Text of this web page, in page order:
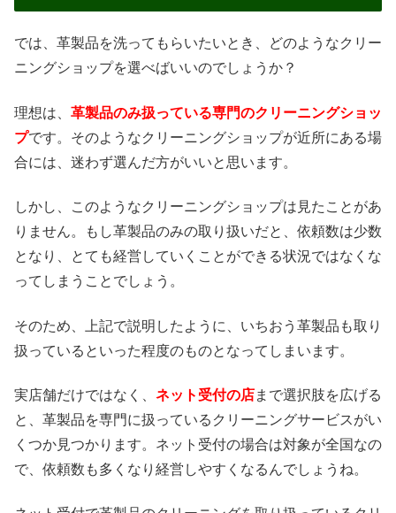
では、革製品を洗ってもらいたいとき、どのようなクリー
ニングショップを選べばいいのでしょうか？
理想は、 革製品のみ扱っている専門のクリーニングショッ
プです。そのようなクリーニングショップが近所にある場
合には、迷わず選んだ方がいいと思います。
しかし、このようなクリーニングショップは見たことがあ
りません。もし革製品のみの取り扱いだと、依頼数は少数
となり、とても経営していくことができる状況ではなくな
ってしまうことでしょう。
そのため、上記で説明したように、いちおう革製品も取り
扱っているといった程度のものとなってしまいます。
実店舗だけではなく、 ネット受付の店まで選択肢を広げる
と、革製品を専門に扱っているクリーニングサービスがい
くつか見つかります。ネット受付の場合は対象が全国なの
で、依頼数も多くなり経営しやすくなるんでしょうね。